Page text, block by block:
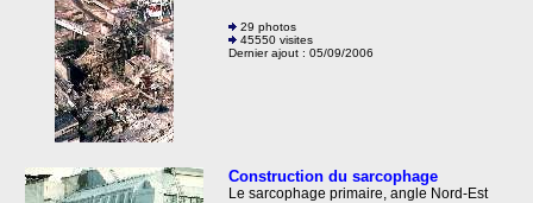
29 photos
45550 visites
Dernier ajout : 05/09/2006
Construction du sarcophage
Le sarcophage primaire, angle Nord-Est